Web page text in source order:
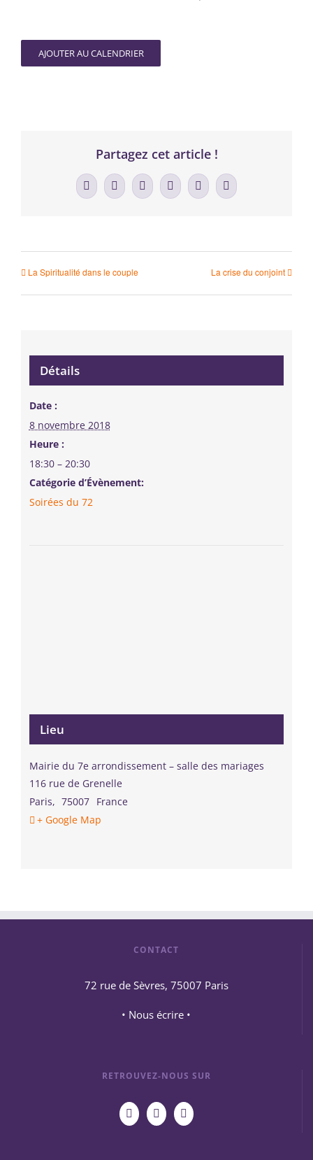
AJOUTER AU CALENDRIER
Partagez cet article !
Facebook
X LinkedInWhatsApp
TumblrEmail
La Spiritualité dans le couple La crise du conjoint
Détails
Date :
8 novembre 2018
Heure :
18:30 – 20:30
Catégorie d’Évènement:
Soirées du 72
Lieu
Mairie du 7e arrondissement – salle des mariages
116 rue de Grenelle
Paris, 75007 France
+ Google Map
CONTACT
72 rue de Sèvres, 75007 Paris
• Nous écrire •
RETROUVEZ-NOUS SUR